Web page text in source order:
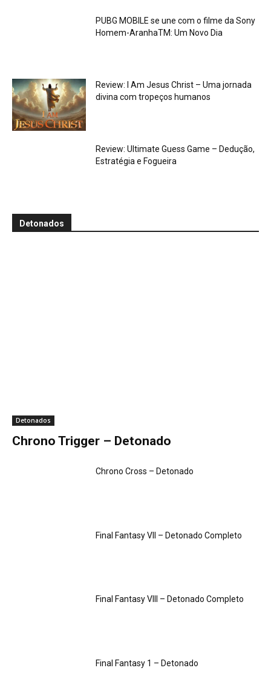
PUBG MOBILE se une com o filme da Sony
Homem-AranhaTM: Um Novo Dia
Review: I Am Jesus Christ – Uma jornada
divina com tropeços humanos
Review: Ultimate Guess Game – Dedução,
Estratégia e Fogueira
Detonados
Detonados
Chrono Trigger – Detonado
Chrono Cross – Detonado
Final Fantasy VII – Detonado Completo
Final Fantasy VIII – Detonado Completo
Final Fantasy 1 – Detonado